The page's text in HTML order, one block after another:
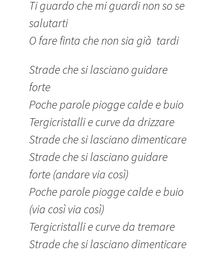
Ti guardo che mi guardi non so se
salutarti
O fare finta che non sia già tardi
Strade che si lasciano guidare
forte
Poche parole piogge calde e buio
Tergicristalli e curve da drizzare
Strade che si lasciano dimenticare
Strade che si lasciano guidare
forte (andare via così)
Poche parole piogge calde e buio
(via così via così)
Tergicristalli e curve da tremare
Strade che si lasciano dimenticare